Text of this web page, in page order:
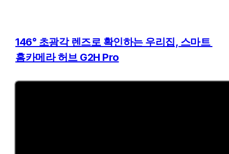
146° 초광각 렌즈로 확인하는 우리집, 스마트
홈카메라 허브 G2H Pro